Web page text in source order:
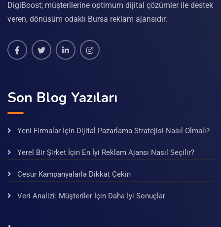
DigiBoost; müşterilerine optimum dijital çözümler ile destek
veren, dönüşüm odaklı Bursa reklam ajansıdır.
Son Blog Yazıları
Yeni Firmalar İçin Dijital Pazarlama Stratejisi Nasıl Olmalı?
Yerel Bir Şirket İçin En İyi Reklam Ajansı Nasıl Seçilir?
Cesur Kampanyalarla Dikkat Çekin
Veri Analizi: Müşteriler İçin Daha İyi Sonuçlar